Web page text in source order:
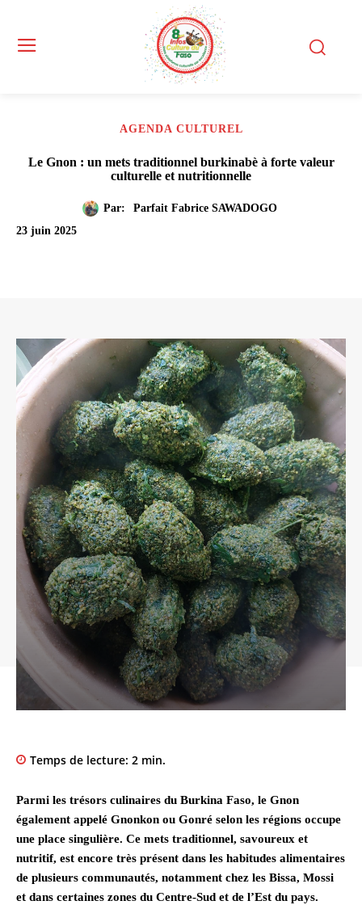
AGENDA CULTUREL
Le Gnon : un mets traditionnel burkinabè à forte valeur
culturelle et nutritionnelle
Par:
Parfait Fabrice SAWADOGO
23 juin 2025
Temps de lecture: 2 min.
Parmi les trésors culinaires du Burkina Faso, le Gnon
également appelé Gnonkon ou Gonré selon les régions occupe
une place singulière. Ce mets traditionnel, savoureux et
nutritif, est encore très présent dans les habitudes alimentaires
de plusieurs communautés, notamment chez les Bissa, Mossi
et dans certaines zones du Centre-Sud et de l’Est du pays.